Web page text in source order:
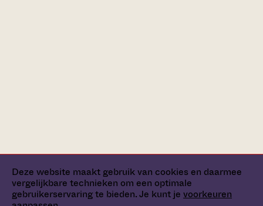
Deze website maakt gebruik van cookies en daarmee
vergelijkbare technieken om een optimale
gebruikerservaring te bieden. Je kunt je voorkeuren